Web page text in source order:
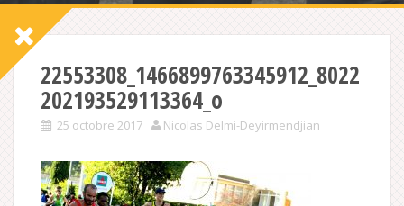
22553308_1466899763345912_8022
202193529113364_o
25 octobre 2017 Nicolas Delmi-Deyirmendjian